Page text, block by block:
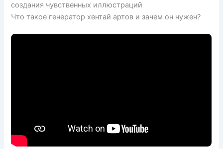
создания чувственных иллюстраций
Что такое генератор хентай артов и зачем он нужен?